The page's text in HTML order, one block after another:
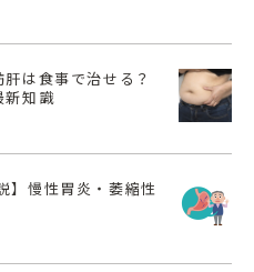
は食事で治せる？
新知識
】慢性胃炎・萎縮性